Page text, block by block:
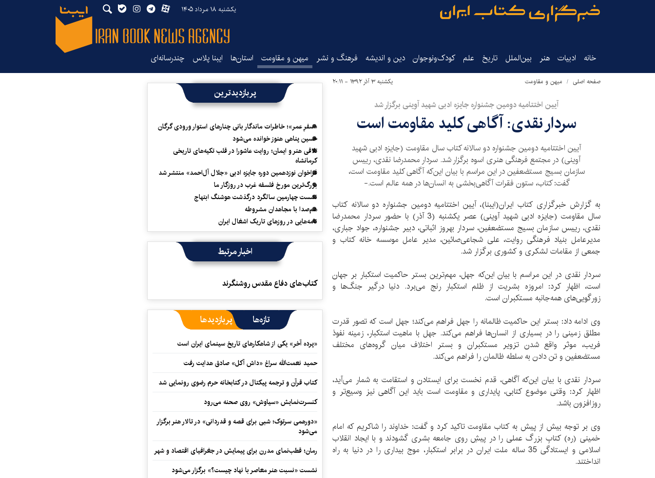
یکشنبه ۱۸ مرداد ۱۴۰۵
خانه ادبیات هنر بین‌الملل تاریخ‌ علم کودک‌ونوجوان دین و اندیشه فرهنگ و نشر میهن و مقاومت استان‌ها ایبنا پلاس چندرسانه‌ای
صفحه اصلی میهن و مقاومت یکشنبه ۳ آذر ۱۳۹۲ - ۲۰:۱۱
آیین اختتامیه دومین جشنواره جایزه ادبی شهید آوینی برگزار شد
سردار نقدی: آگاهی کلید مقاومت است
آیین اختتامیه دومین جشنواره دو سالانه کتاب سال مقاومت (جایزه ادبی شهید
آوینی) در مجتمع فرهنگی هنری اسوه برگزار شد. سردار محمدرضا نقدی، رییس
سازمان بسیج مستضعفین در این مراسم با بیان این‌که آگاهی کلید مقاومت است،
گفت: کتاب، ستون فقرات آگاهی‌بخشی به انسان‌ها در همه عالم است.-
به گزارش خبرگزاری کتاب ایران(ایبنا)، آیین اختتامیه دومین جشنواره دو سالانه کتاب
سال مقاومت (جایزه ادبی شهید آوینی) عصر یکشنبه (3 آذر) با حضور سردار محمدرضا
نقدی، رییس سازمان بسیج مستضعفین، سردار بهروز اثباتی، دبیر جشنواره، جواد جباری،
مدیرعامل بنیاد فرهنگی روایت، علی شجاعی‌صائین، مدیر عامل موسسه خانه کتاب و
جمعی از مقامات لشکری و کشوری برگزار شد.
سردار نقدی در این مراسم با بیان این‌که جهل، مهم‌ترین بستر حاکمیت استکبار بر جهان
است، اظهار کرد: امروزه بشریت از ظلم استکبار رنج می‌برد. دنیا درگیر جنگ‌ها و
زورگویی‌های همه‌جانبه مستکبران است.
وی ادامه داد: بستر این حاکمیت ظالمانه را جهل فراهم می‌کند؛ جهل است که تصور قدرت
مطلق زمینی را در بسیاری از انسان‌ها فراهم می‌کند. جهل با ماهیت استکبار، زمینه نفوذ
فریب، موثر واقع شدن تزویر مستکبران و بستر اختلاف میان گروه‌های مختلف
مستضعفین و تن دادن به سلطه ظالمان را فراهم می‌کند.
سردار نقدی با بیان این‌که آگاهی، قدم نخست برای ایستادن و استقامت به شمار می‌آید،
اظهار کرد: وقتی موضوع کتابی، پایداری و مقاومت است باید این آگاهی نیز وسیع‌تر و
روزافزون باشد.
وی بر توجه بیش از پیش به کتاب مقاومت تاکید کرد و گفت: خداوند را شاکریم که امام
خمینی (ره) کتابِ بزرگ‌ عملی را در پیشِ روی جامعه بشری گشودند و با ایجاد انقلاب
اسلامی و ایستادگی 35 ساله ملت ایران در برابر استکبار، موج بیداری را در دنیا به راه
انداختند.
پربازدیدترین
«سفرِ عمر»؛ خاطرات ماندگار بانی چنارهای استوار ورودی گرگان
حسین پناهی هنوز خوانده می‌شود
تلاقی هنر و ایمان؛ روایت عاشورا در قلب تکیه‌های تاریخی
کرمانشاه
فراخوان نوزدهمین دوره جایزه ادبی «جلال آل‌احمد» منتشر شد
بزرگ‌ترین مورخ فلسفه غرب در روزگار ما
نشست چهارمین سالگرد درگذشت هوشنگ ابتهاج
هم‌صدا با مجاهدان مشروطه
نامه‌هایی در روزهای تاریک اشغال ایران
اخبار مرتبط
کتاب‌های دفاع مقدس روشنگرند
تازه‌ها پربازدیدها
«پرده آخر» یکی از شاهکارهای تاریخ سینمای ایران است
حمید نعمت‌‏الله سراغ «داش آکل» صادق هدایت رفت
کتاب قرآن و ترجمه پیکتال در کتابخانه حرم رضوی رونمایی شد
کنسرت‌نمایش «سیاوش» روی صحنه می‌رود
«دورهمی سرتوک؛ شبی برای قصه و قدردانی» در تالار هنر برگزار
می‌شود
رمان؛ قطب‌نمای مدرن برای پیمایش در جغرافیای اقتصاد و شهر
نشست «نسبت هنر معاصر با نهاد چیست؟» برگزار می‌شود